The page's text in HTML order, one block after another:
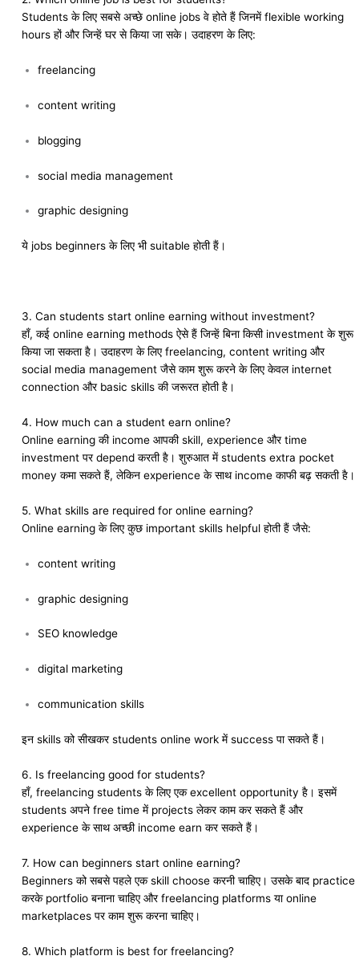
Students के लिए सबसे अच्छे online jobs वे होते हैं जिनमें flexible working
hours हों और जिन्हें घर से किया जा सके। उदाहरण के लिए:
freelancing
content writing
blogging
social media management
graphic designing
ये jobs beginners के लिए भी suitable होती हैं।
3. Can students start online earning without investment?
हाँ, कई online earning methods ऐसे हैं जिन्हें बिना किसी investment के शुरू
किया जा सकता है। उदाहरण के लिए freelancing, content writing और
social media management जैसे काम शुरू करने के लिए केवल internet
connection और basic skills की जरूरत होती है।
4. How much can a student earn online?
Online earning की income आपकी skill, experience और time
investment पर depend करती है। शुरुआत में students extra pocket
money कमा सकते हैं, लेकिन experience के साथ income काफी बढ़ सकती है।
5. What skills are required for online earning?
Online earning के लिए कुछ important skills helpful होती हैं जैसे:
content writing
graphic designing
SEO knowledge
digital marketing
communication skills
इन skills को सीखकर students online work में success पा सकते हैं।
6. Is freelancing good for students?
हाँ, freelancing students के लिए एक excellent opportunity है। इसमें
students अपने free time में projects लेकर काम कर सकते हैं और
experience के साथ अच्छी income earn कर सकते हैं।
7. How can beginners start online earning?
Beginners को सबसे पहले एक skill choose करनी चाहिए। उसके बाद practice
करके portfolio बनाना चाहिए और freelancing platforms या online
marketplaces पर काम शुरू करना चाहिए।
8. Which platform is best for freelancing?